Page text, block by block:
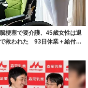
梗塞で要介護、45歳女性は退
救われた 93日休業＋給付最